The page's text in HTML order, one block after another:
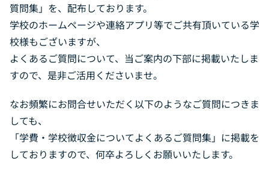
お問い合わせ
Daigasグループ向け専用サイト
（Daigasグループ従業員さま 退職者さまはこちら）
質問集」を、配布しております。
学校のホームページや連絡アプリ等でご共有頂いている学
校様もございますが、
よくあるご質問について、当ご案内の下部に掲載いたしま
すので、是非ご活用くださいませ。
なお頻繁にお問合せいただく以下のようなご質問につきま
しても、
「学費・学校徴収金についてよくあるご質問集」に掲載を
しておりますので、何卒よろしくお願いいたします。